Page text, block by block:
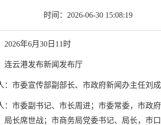
时间： 2026-06-30 15:08:19
2026年6月30日11时
连云港发布新闻发布厅
：市委宣传部副部长、市政府新闻办主任刘
：市委副书记、市长周进；市委常委，市政
局长席世战；市商务局党委书记、局长，市